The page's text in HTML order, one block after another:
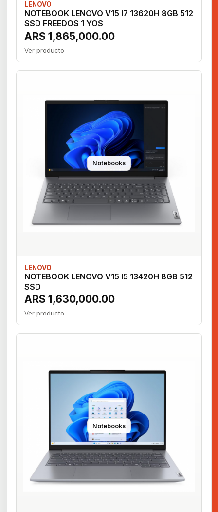
LENOVO
NOTEBOOK LENOVO V15 I7 13620H 8GB 512
SSD FREEDOS 1 YOS
ARS 1,865,000.00
Ver producto
Notebooks
LENOVO
NOTEBOOK LENOVO V15 I5 13420H 8GB 512
SSD
ARS 1,630,000.00
Ver producto
Notebooks